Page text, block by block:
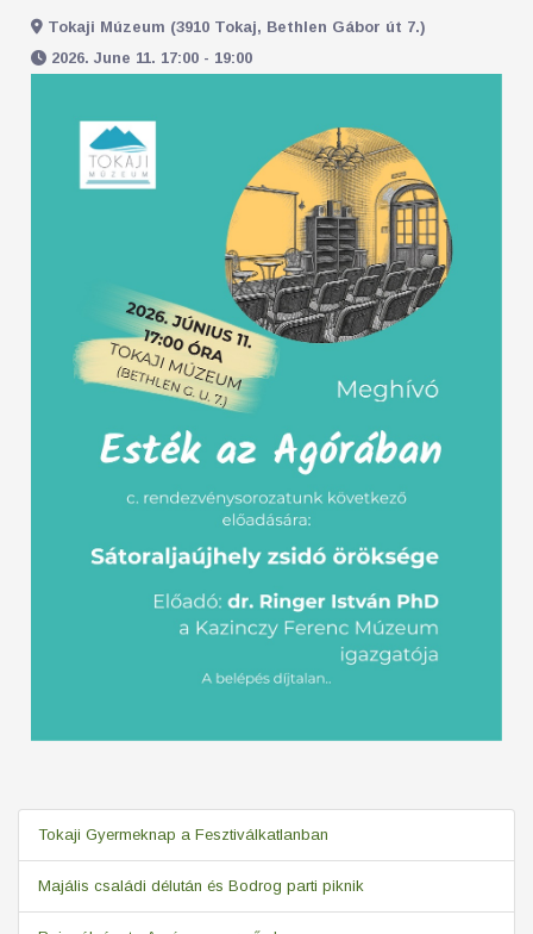
Tokaji Múzeum (3910 Tokaj, Bethlen Gábor út 7.)
2026. June 11. 17:00 - 19:00
Tokaji Gyermeknap a Fesztiválkatlanban
Majális családi délután és Bodrog parti piknik